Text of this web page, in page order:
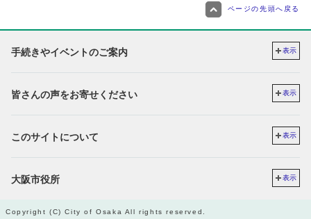
ページの先頭へ戻る
手続きやイベントのご案内 表示
皆さんの声をお寄せください 表示
このサイトについて 表示
大阪市役所 表示
Copyright (C) City of Osaka All rights reserved.